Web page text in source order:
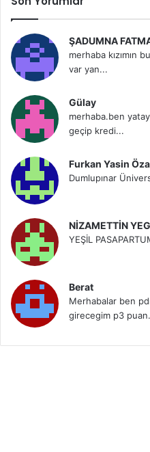
ŞADUMNA
merhaba kızımın
var yan...
Gülay
merhaba.ben
geçip kredi...
Furkan Yasin
Dumlupınar
NİZAMETTİN
YEŞİL
Berat
Merhabalar ben
girecegim p3